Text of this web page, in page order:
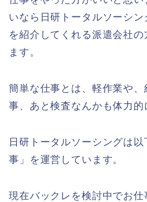
いなら日研トータルソーシ
を紹介してくれる派遣会社
ます。
簡単な仕事とは、軽作業や
事、あと検査なんかも体力的
日研トータルソーシングは
事」を運営しています。
現在バックレを検討中でお